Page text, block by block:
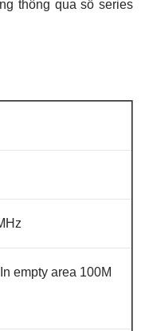
thông qua số series
empty area 100M